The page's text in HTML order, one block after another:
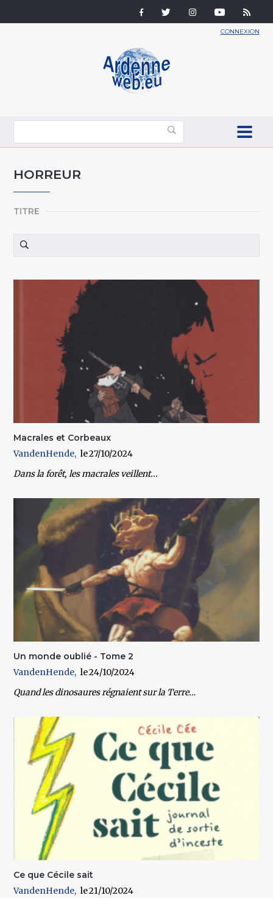
CONNEXION
HORREUR
TITRE
Macrales et Corbeaux
VandenHende
27/10/2024
Dans la forêt, les macrales veillent...
Un monde oublié - Tome 2
VandenHende
24/10/2024
Quand les dinosaures régnaient sur la Terre…
Ce que Cécile sait
VandenHende
21/10/2024